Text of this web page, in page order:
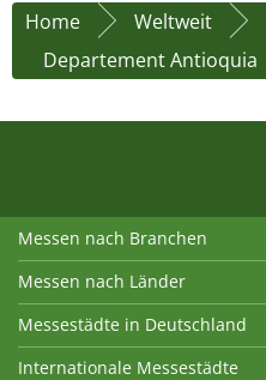
Home
Weltweit
Departement Antioquia
Messen nach Branchen
Messen nach Länder
Messestädte in Deutschland
Internationale Messestädte